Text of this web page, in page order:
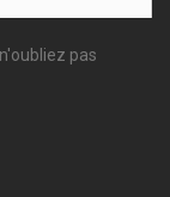
pas